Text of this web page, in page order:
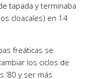
tapada y terminaba
cloacales) en 14
freáticas se
los ciclos de
’80 y ser más